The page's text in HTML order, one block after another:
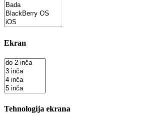
Ekran
Tehnologija ekrana